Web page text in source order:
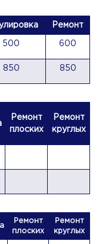
Ремонт
500 600
850 850
Ремонт
плоских
Ремонт
круглых
Ремонт
плоских
Ремонт
круглых